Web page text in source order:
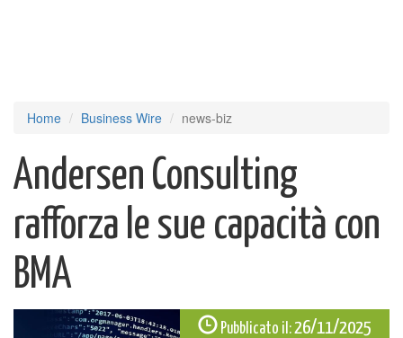
Home Business Wire news-biz
Andersen Consulting
rafforza le sue capacità con
BMA
Pubblicato il:26/11/2025